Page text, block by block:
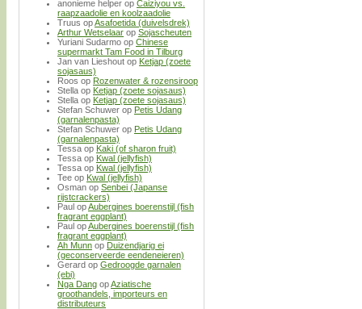
anonieme helper op Caiziyou vs.
raapzaadolie en koolzaadolie
Truus opAsafoetida (duivelsdrek)
Arthur Wetselaar op Sojascheuten
Yuriani Sudarmo op Chinese
supermarkt Tam Food in Tilburg
Jan van Lieshout op Ketjap (zoete
sojasaus)
Roos op Rozenwater & rozensiroop
Stella op Ketjap (zoete sojasaus)
Stella op Ketjap (zoete sojasaus)
Stefan Schuwer op Petis Udang
(garnalenpasta)
Stefan Schuwer op Petis Udang
(garnalenpasta)
Tessa op Kaki (of sharon fruit)
Tessa op Kwal (jellyfish)
Tessa op Kwal (jellyfish)
Tee op Kwal (jellyfish)
Osman op Senbei (Japanse
rijstcrackers)
Paul opAubergines boerenstijl (fish
fragrant eggplant)
Paul opAubergines boerenstijl (fish
fragrant eggplant)
Ah Munn op Duizendjarig ei
(geconserveerde eendeneieren)
Gerard op Gedroogde garnalen
(ebi)
Nga Dang opAziatische
groothandels, importeurs en
distributeurs